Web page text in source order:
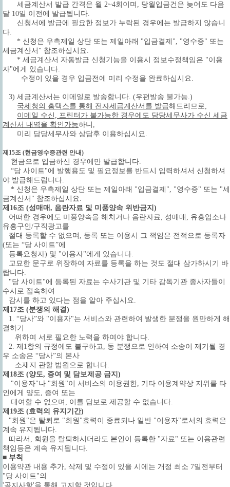
세금계산서 발급 간격은 월 2~4회이며, 당월입금건은 늦어도 다음
달 10일 이전에 발급됩니다.
신청서에 발급에 필요한 정보가 누락된 경우에는 발급하지 않습니
다.
* 신청은 우측제일 상단 또는 제일아래 "입금결제", "영수증" 또는
세금계산서" 참조하십시요.
* 세금계산서 자동발급 신청기능을 이용시 정보수정책임은 "이용
자"에게 있습니다.
수정이 있을 경우 입금전에 미리 수정을 완료하십시요.
3) 세금계산서는 이메일로 발송합니다. (우편발송 불가능.)
국세청의 홈택스를 통해 전자세금계산서를 발급해드리므로,
이메일 수신, 프린터가 불가능한 경우에도 담당세무사가 수신 세금
계산서 내역을 확인가능하니,
미리 담당세무사와 상담후 이용하십시요.
제15조 (현금영수증관련 안내)
현금으로 입금하신 경우에만 발급합니다.
“당 사이트"에 발행용도 및 필요정보를 반드시 입력하셔서 신청하셔
야 발급해드립니다.
* 신청은 우측제일 상단 또는 제일아래 "입금결제", "영수증" 또는 "세
금계산서" 참조하십시요.
제16조 (성매매, 음란자료 및 미풍양속 위반금지)
어떠한 경우에도 미풍양속을 해치거나 음란자료, 성매매, 유흥업소나
유흥구인/구직광고를
절대 등록할 수 없으며, 등록 또는 이용시 그 책임은 전적으로 등록자
(또는 “당 사이트”에
등록요청자) 및 "이용자"에게 있습니다.
교묘한 문구로 위장하여 자료를 등록을 하는 것도 절대 삼가하시기 바
랍니다.
"당 사이트"에 등록된 자료는 수사기관 및 기타 감독기관 종사자들이
수시로 접속하여
감시를 하고 있다는 점을 알아 주십시요.
제17조 (분쟁의 해결)
1. “당사”와 "이용자"는 서비스와 관련하여 발생한 분쟁을 원만하게 해
결하기
위하여 서로 필요한 노력을 하여야 합니다.
2. 제1항의 규정에도 불구하고, 동 분쟁으로 인하여 소송이 제기될 경
우 소송은 “당사”의 본사
소재지 관할 법원으로 합니다.
제18조 (양도, 증여 및 담보제공 금지)
"이용자"나 "회원"이 서비스의 이용권한, 기타 이용계약상 지위를 타
인에게 양도, 증여 또는
대여할 수 없으며, 이를 담보로 제공할 수 없습니다.
제19조 (효력의 유지기간)
"회원"은 탈퇴로 "회원"효력이 종료되나 일반 "이용자"로서의 효력은
계속 유지됩니다.
따라서, 회원을 탈퇴하시더라도 본인이 등록한 "자료" 또는 이용관련
책임등은 계속 유지됩니다.
■ 부칙
이용약관 내용 추가, 삭제 및 수정이 있을 시에는 개정 최소 7일전부터
"당 사이트"의
'공지사항'을 통해 고지할 것입니다.